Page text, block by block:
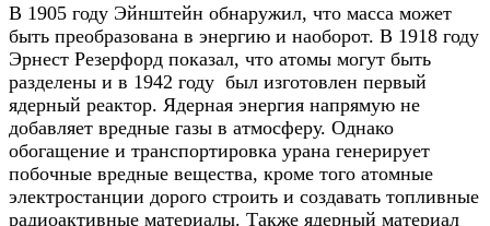
В 1905 году Эйнштейн обнаружил, что масса может
быть преобразована в энергию и наоборот. В 1918 году
Эрнест Резерфорд показал, что атомы могут быть
разделены и в 1942 году был изготовлен первый
ядерный реактор. Ядерная энергия напрямую не
добавляет вредные газы в атмосферу. Однако
обогащение и транспортировка урана генерирует
побочные вредные вещества, кроме того атомные
электростанции дорого строить и создавать топливные
радиоактивные материалы. Также ядерный материал